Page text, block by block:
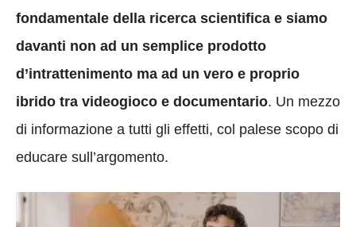
fondamentale della ricerca scientifica e siamo
davanti non ad un semplice prodotto
d’intrattenimento ma ad un vero e proprio
ibrido tra videogioco e documentario. Un mezzo
di informazione a tutti gli effetti, col palese scopo di
educare sull’argomento.